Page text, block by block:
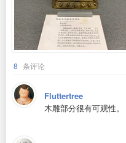
8 条评论
Fluttertree
木雕部分很有可观性。